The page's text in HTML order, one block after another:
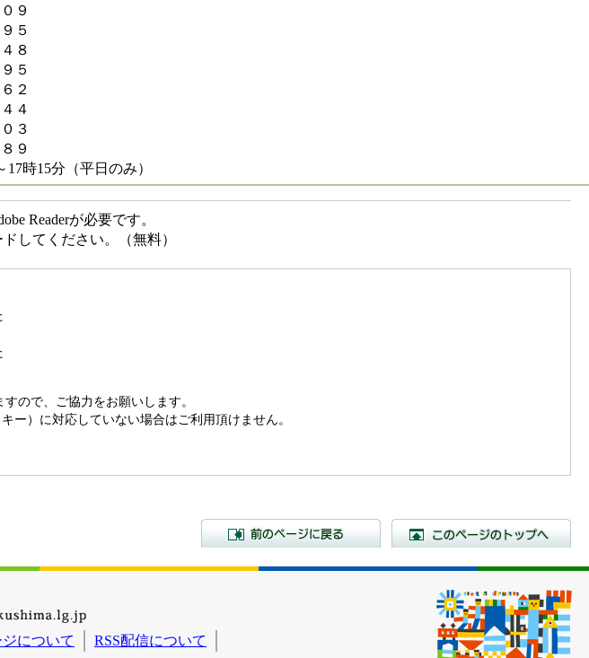
９
５
８
５
２
４
３
９
時15分（平日のみ）
Readerが必要です。
してください。（無料）
ので、ご協力をお願いします。
ー）に対応していない場合はご利用頂けません。
前のページに戻る
について
RSS配信について